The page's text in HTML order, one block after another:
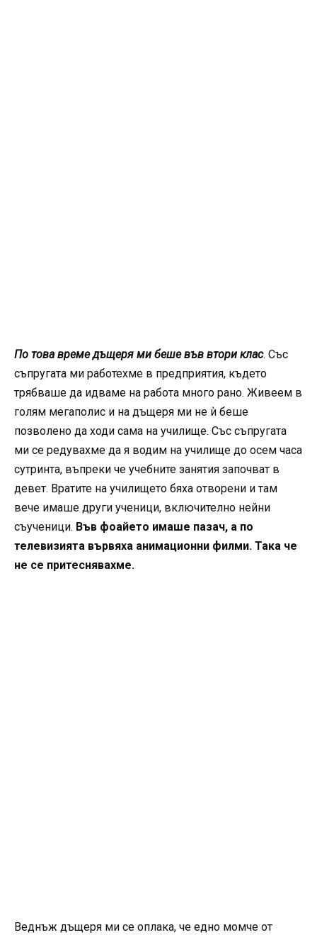
По това време дъщеря ми беше във втори клас. Със
съпругата ми работехме в предприятия, където
трябваше да идваме на работа много рано. Живеем в
голям мегаполис и на дъщеря ми не ѝ беше
позволено да ходи сама на училище. Със съпругата
ми се редувахме да я водим на училище до осем часа
сутринта, въпреки че учебните занятия започват в
девет. Вратите на училището бяха отворени и там
вече имаше други ученици, включително нейни
съученици. Във фоайето имаше пазач, а по
телевизията вървяха анимационни филми. Така че
не се притеснявахме.
Веднъж дъщеря ми се оплака, че едно момче от